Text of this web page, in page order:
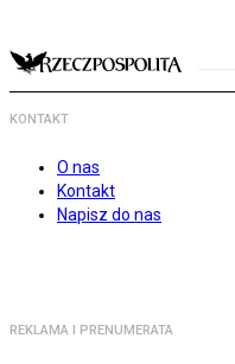
KONTAKT
O nas
Kontakt
Napisz do nas
REKLAMA I PRENUMERATA